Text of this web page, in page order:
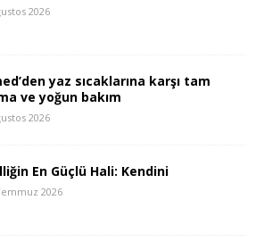
2026
yaz sıcaklarına karşı tam
ve yoğun bakım
2026
En Güçlü Hali: Kendini
2026